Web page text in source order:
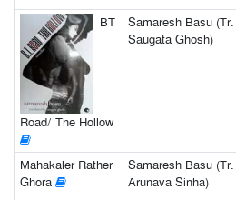
BT
Road/ The Hollow
Samaresh Basu (Tr.
Saugata Ghosh)
Mahakaler Rather
Ghora
Samaresh Basu (Tr.
Arunava Sinha)